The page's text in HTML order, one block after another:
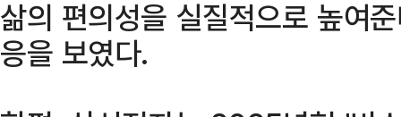
삶의 편의성을 실질적으로 높여
응을 보였다.